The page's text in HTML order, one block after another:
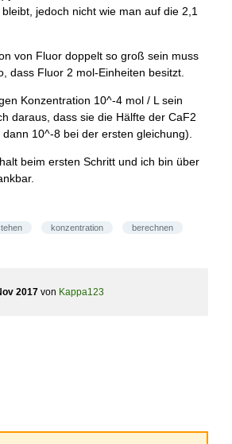
jedoch nicht wie man auf die 2,1
von Fluor doppelt so groß sein muss
dass Fluor 2 mol-Einheiten besitzt.
Konzentration 10^-4 mol / L sein
daraus, dass sie die Hälfte der CaF2
10^-8 bei der ersten gleichung).
beim ersten Schritt und ich bin über
konzentration berechnen
2017 von Kappa123